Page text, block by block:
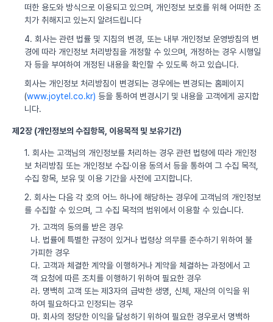
떠한 용도와 방식으로 이용되고 있으며, 개인정보 보호를 위해 어떠한 조
치가 취해지고 있는지 알려드립니다
4. 회사는 관련 법률 및 지침의 변경, 또는 내부 개인정보 운영방침의 변
경에 따라 개인정보 처리방침을 개정할 수 있으며, 개정하는 경우 시행일
자 등을 부여하여 개정된 내용을 확인할 수 있도록 하고 있습니다.
회사는 개인정보 처리방침이 변경되는 경우에는 변경되는 홈페이지
(www.joytel.co.kr) 등을 통하여 변경시기 및 내용을 고객에게 공지합
니다.
제2장 (개인정보의 수집항목, 이용목적 및 보유기간)
1. 회사는 고객님의 개인정보를 처리하는 경우 관련 법령에 따라 개인정
보 처리방침 또는 개인정보 수집·이용 동의서 등을 통하여 그 수집 목적,
수집 항목, 보유 및 이용 기간을 사전에 고지합니다.
2. 회사는 다음 각 호의 어느 하나에 해당하는 경우에 고객님의 개인정보
를 수집할 수 있으며, 그 수집 목적의 범위에서 이용할 수 있습니다.
가. 고객의 동의를 받은 경우
나. 법률에 특별한 규정이 있거나 법령상 의무를 준수하기 위하여 불
가피한 경우
다. 고객과 체결한 계약을 이행하거나 계약을 체결하는 과정에서 고
객 요청에 따른 조치를 이행하기 위하여 필요한 경우
라. 명백히 고객 또는 제3자의 급박한 생명, 신체, 재산의 이익을 위
하여 필요하다고 인정되는 경우
마. 회사의 정당한 이익을 달성하기 위하여 필요한 경우로서 명백하